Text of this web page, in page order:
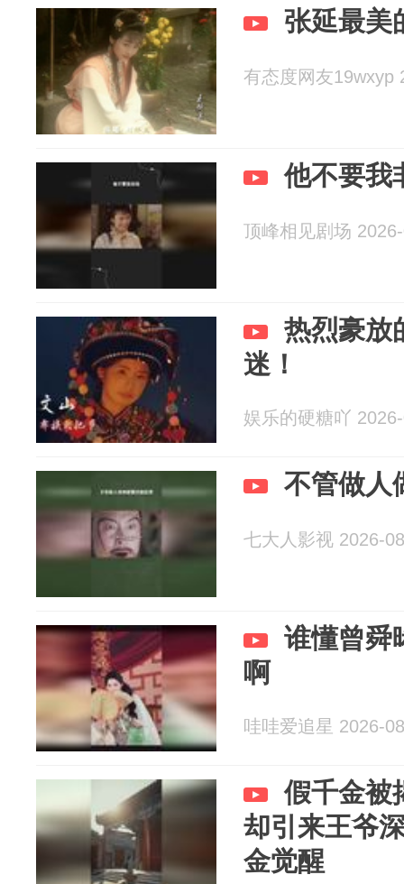
张延最美
有态度网友19wxyp
他不要我
顶峰相见剧场
热烈豪放
迷！
娱乐的硬糖吖
不管做人
七大人影视 2026-
谁懂曾舜
啊
哇哇爱追星 2026-
假千金被
却引来王爷
金觉醒